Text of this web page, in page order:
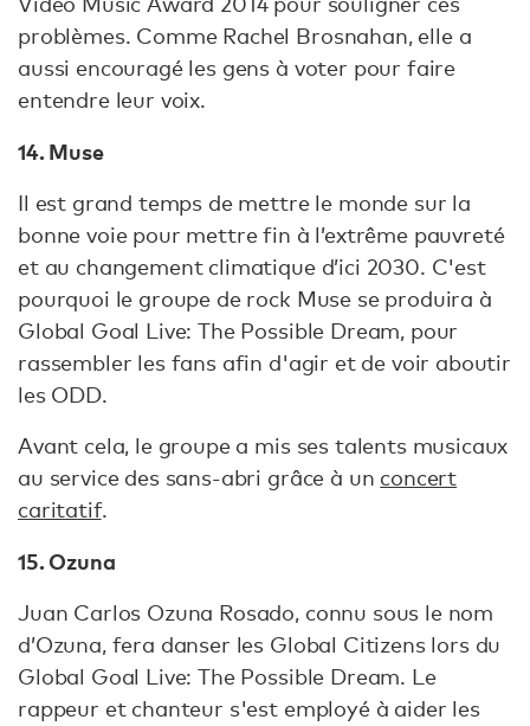
problèmes. Comme Rachel Brosnahan, elle a
aussi encouragé les gens à voter pour faire
entendre leur voix.
14. Muse
Il est grand temps de mettre le monde sur la
bonne voie pour mettre fin à l’extrême pauvreté
et au changement climatique d’ici 2030. C'est
pourquoi le groupe de rock Muse se produira à
Global Goal Live: The Possible Dream, pour
rassembler les fans afin d'agir et de voir aboutir
les ODD.
Avant cela, le groupe a mis ses talents musicaux
au service des sans-abri grâce à un concert
caritatif.
15. Ozuna
Juan Carlos Ozuna Rosado, connu sous le nom
d’Ozuna, fera danser les Global Citizens lors du
Global Goal Live: The Possible Dream. Le
rappeur et chanteur s'est employé à aider les